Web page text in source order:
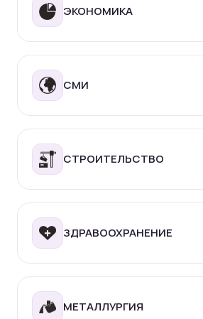
ЭКОНОМИКА
СМИ
СТРОИТЕЛЬСТВО
ЗДРАВООХРАНЕНИЕ
МЕТАЛЛУРГИЯ